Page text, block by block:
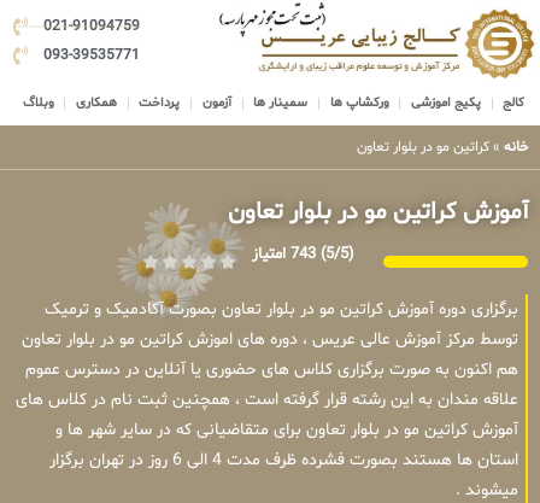
021-91094759
093-39535771
کالج پکیج اموزشی ورکشاپ ها سمینار ها آزمون پرداخت همکاری وبلاگ
خانه » کراتین مو در بلوار تعاون
آموزش کراتین مو در بلوار تعاون
(5/5) 743 امتیاز
برگزاری دوره آموزش کراتین مو در بلوار تعاون بصورت آکادمیک و ترمیک
توسط مرکز آموزش عالی عریس ، دوره های اموزش کراتین مو در بلوار تعاون
هم اکنون به صورت برگزاری کلاس های حضوری یا آنلاین در دسترس عموم
علاقه مندان به این رشته قرار گرفته است ، همچنین ثبت نام در کلاس های
آموزش کراتین مو در بلوار تعاون برای متقاضیانی که در سایر شهر ها و
استان ها هستند بصورت فشرده ظرف مدت 4 الی 6 روز در تهران برگزار
میشوند .